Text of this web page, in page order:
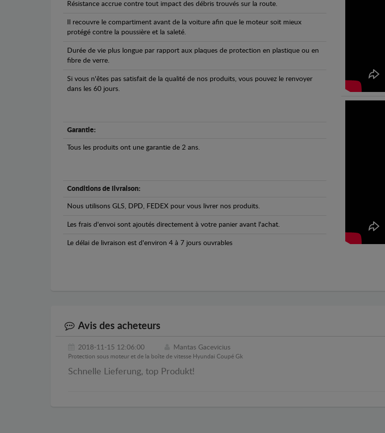
Résistance accrue contre tout impact des débris trouvés sur la route.
Il recouvre le compartiment avant de la voiture afin que le moteur soit mieux
protégé contre la poussière et la saleté.
Durée de vie plus longue par rapport aux plaques de protection en plastique ou en
fibre de verre.
Si vous n'êtes pas satisfait de la qualité de nos produits, vous pouvez le renvoyer
dans les 60 jours.
Garantie:
Tous les produits ont une garantie de 2 ans.
Conditions de livraison:
Nous utilisons GLS, DPD, FEDEX pour vous livrer nos produits.
Les frais d'envoi sont ajoutés directement à votre panier avant l'achat.
Le délai de livraison est d'environ 4 à 7 jours ouvrables
Avis des acheteurs
2018-11-15 12:06:00 Mantas Gacevicius
Protection sous moteur et de la boîte de vitesse Hyundai Coupé Gk
Schnelle Lieferung, top Produkt!